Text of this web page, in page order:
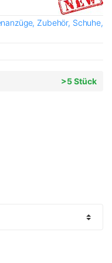
Zubehör, Schuhe,
>5 Stück